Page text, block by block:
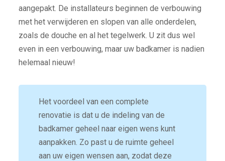
aangepakt. De installateurs beginnen de verbouwing
met het verwijderen en slopen van alle onderdelen,
zoals de douche en al het tegelwerk. U zit dus wel
even in een verbouwing, maar uw badkamer is nadien
helemaal nieuw!
Het voordeel van een complete
renovatie is dat u de indeling van de
badkamer geheel naar eigen wens kunt
aanpakken. Zo past u de ruimte geheel
aan uw eigen wensen aan, zodat deze